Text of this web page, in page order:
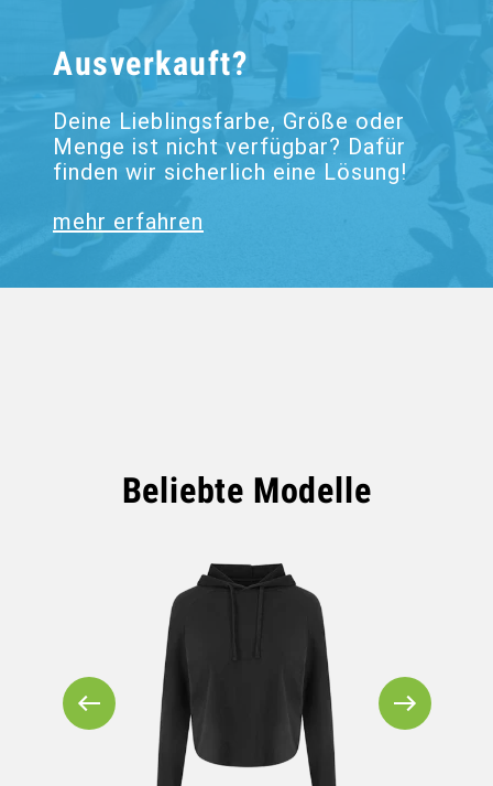
Ausverkauft?
Deine Lieblingsfarbe, Größe oder
Menge ist nicht verfügbar? Dafür
finden wir sicherlich eine Lösung!
mehr erfahren
Beliebte Modelle